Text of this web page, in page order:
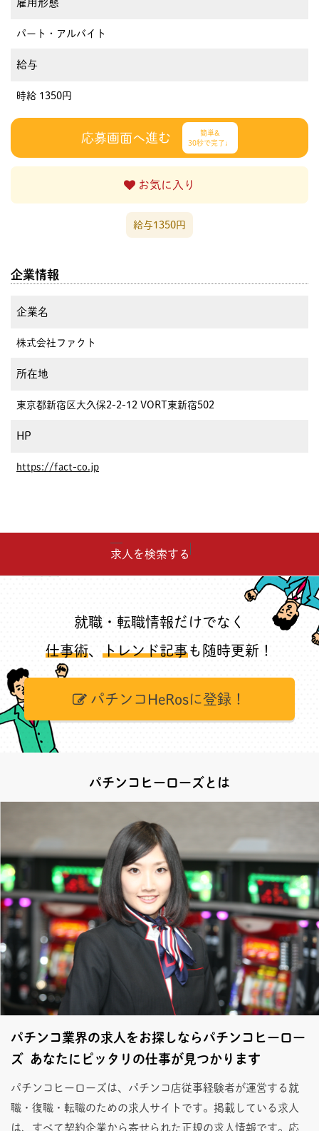
雇用形態
パート・アルバイト
給与
時給 1350円
応募画面へ進む
簡単&
30秒で完了♩
お気に入り
給与1350円
企業情報
企業名
株式会社ファクト
所在地
東京都新宿区大久保2-2-12 VORT東新宿502
HP
https://fact-co.jp
求人を検索する
就職・転職情報だけでなく
仕事術、 トレンド記事も随時更新！
パチンコHeRosに登録！
パチンコヒーローズとは
パチンコ業界の求人をお探しならパチンコヒーロー
ズ あなたにピッタリの仕事が見つかります
パチンコヒーローズは、パチンコ店従事経験者が運営する就
職・復職・転職のための求人サイトです。掲載している求人
は、すべて契約企業から寄せられた正規の求人情報です。応